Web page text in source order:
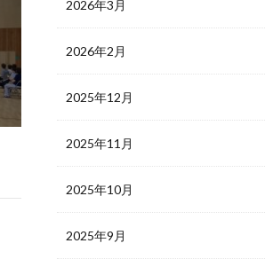
2026年3月
2026年2月
2025年12月
2025年11月
2025年10月
2025年9月